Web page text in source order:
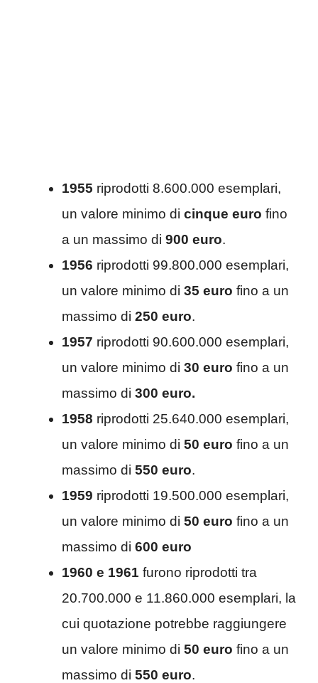
1955 riprodotti 8.600.000 esemplari,
un valore minimo di cinque euro fino
a un massimo di 900 euro.
1956 riprodotti 99.800.000 esemplari,
un valore minimo di 35 euro fino a un
massimo di 250 euro.
1957 riprodotti 90.600.000 esemplari,
un valore minimo di 30 euro fino a un
massimo di 300 euro.
1958 riprodotti 25.640.000 esemplari,
un valore minimo di 50 euro fino a un
massimo di 550 euro.
1959 riprodotti 19.500.000 esemplari,
un valore minimo di 50 euro fino a un
massimo di 600 euro
1960 e 1961 furono riprodotti tra
20.700.000 e 11.860.000 esemplari, la
cui quotazione potrebbe raggiungere
un valore minimo di 50 euro fino a un
massimo di 550 euro.